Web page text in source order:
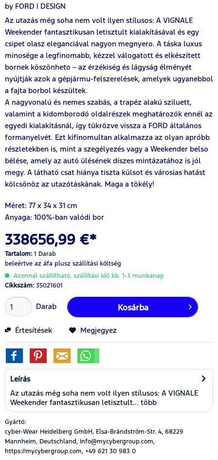
by FORD | DESIGN
Az utazás még soha nem volt ilyen stílusos: A VIGNALE
Weekender fantasztikusan letisztult kialakításával és egy
csipet olasz eleganciával nagyon megnyero. A táska luxus
minosége a legfinomabb, kézzel válogatott és elkészített
bornek köszönheto – az érzékiség és lágyság élményét
nyújtják azok a gépjármu-felszerelések, amelyek ugyanebbol
a fajta borbol készültek.
A nagyvonalú és nemes szabás, a trapéz alakú sziluett,
valamint a kidomborodó oldalrészek meghatározók ennél az
egyedi kialakításnál, így tükrözve vissza a FORD általános
formanyelvét. Ezt kifinomultan alkalmazza az olyan apróbb
részletekben is, mint a szegélyezés vagy a Weekender belso
bélése, amely az autó ülésének díszes mintázatához is jól
megy. A látható csat hiánya tiszta külsot és városias hatást
kölcsönöz az utazótáskának. Maga a tökély!
Méret: 77 x 34 x 31 cm
Anyaga: 100%-ban valódi bor
338656,99 €*
Tartalom: 1 Darab
beleértve az áfa plusz szállítási költség
Azonnal szállítható, szállítási idő kb. 1-3 munkanap
Cikkszám: 35021601
Darab Kosárba
Értesítések Megjegyez
Leírás
Az utazás még soha nem volt ilyen stílusos: A VIGNALE
Weekender fantasztikusan letisztult... több
Gyártó:
cyber-Wear Heidelberg GmbH, Elsa-Brändström-Str. 4, 68229
Mannheim, Deutschland, Info@mycybergroup.com,
https://mycybergroup.com, +49 621 30 983 0